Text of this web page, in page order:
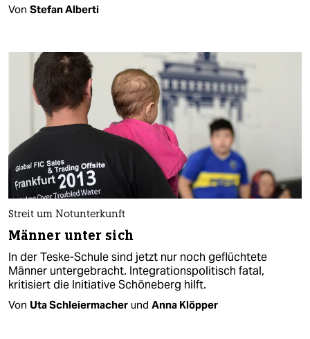
Von Stefan Alberti
Streit um Notunterkunft
Männer unter sich
In der Teske-Schule sind jetzt nur noch geflüchtete
Männer untergebracht. Integrationspolitisch fatal,
kritisiert die Initiative Schöneberg hilft.
Von Uta Schleiermacher und Anna Klöpper